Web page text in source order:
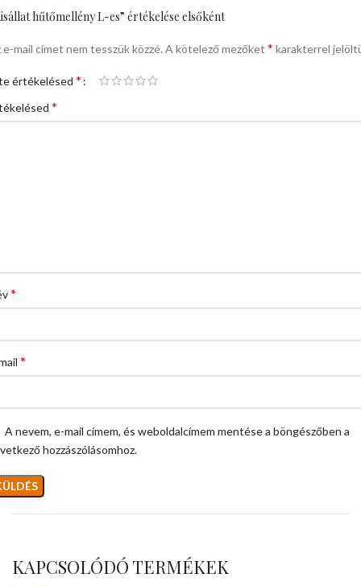
hűtőmellény L-es” értékelése elsőként
e-mail címet nem tesszük közzé. A kötelező mezőket * karakterrel
értékelésed *
*
*
*
A nevem, e-mail címem, és weboldalcímem mentése a böngészőben a
hozzászólásomhoz.
KAPCSOLÓDÓ TERMÉKEK